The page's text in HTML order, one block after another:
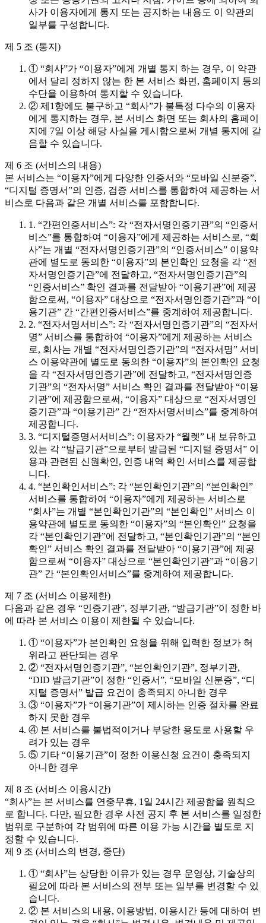
사가 이용자에게 통지 또는 공지하는 내용도 이 약관의
일부를 구성합니다.
제 5 조 (통지)
① “회사”가 “이용자”에게 개별 통지 하는 경우, 이 약관
에서 달리 정하지 않는 한 본 서비스 화면, 홈페이지 등의
수단을 이용하여 통지할 수 있습니다.
② 제1항에도 불구하고 “회사”가 불특정 다수의 이용자
에게 통지하는 경우, 본 서비스 화면 또는 회사의 홈페이
지에 7일 이상 해당 사실을 게시함으로써 개별 통지에 갈
음할 수 있습니다.
제 6 조 (서비스의 내용)
본 서비스는 “이용자”에게 다양한 인증서와 “모바일 신분증”,
“디지털 증명서”의 인증, 검증 서비스를 통합하여 제공하는 서
비스로 다음과 같은 개별 서비스를 포함합니다.
1. “간편인증서비스”: 각 “전자서명인증기관”의 “인증서
비스”를 통합하여 “이용자”에게 제공하는 서비스로, “회
사”는 개별 “전자서명인증기관”의 “인증서비스” 이용약
관에 별도로 동의한 “이용자”의 본인확인 요청을 각 “전
자서명인증기관”에 전달하고, “전자서명인증기관”의
“인증서비스” 확인 결과를 전달받아 “이용기관”에 제공
함으로써, “이용자” 대상으로 “전자서명인증기관”과 “이
용기관” 간 “간편인증서비스”를 중계하여 제공합니다.
2. “전자서명서비스”: 각 “전자서명인증기관”의 “전자서
명” 서비스를 통합하여 “이용자”에게 제공하는 서비스
로, 회사는 개별 “전자서명인증기관”의 “전자서명” 서비
스 이용약관에 별도로 동의한 “이용자”의 본인확인 요청
을 각 “전자서명인증기관”에 전달하고, “전자서명인증
기관”의 “전자서명” 서비스 확인 결과를 전달받아 “이용
기관”에 제공함으로써, “이용자” 대상으로 “전자서명인
증기관”과 “이용기관” 간 “전자서명서비스”를 중계하여
제공합니다.
3. “디지털증명서서비스”: 이용자가 “월렛” 내 보유하고
있는 각 “발급기관”으로부터 발급된 “디지털 증명서” 이
용과 관련된 신원확인, 인증 내역 확인 서비스를 제공합
니다.
4. “본인확인서비스”: 각 “본인확인기관”의 “본인확인”
서비스를 통합하여 “이용자”에게 제공하는 서비스로
“회사”는 개별 “본인확인기관”의 “본인확인” 서비스 이
용약관에 별도로 동의한 “이용자”의 “본인확인” 요청을
각 “본인확인기관”에 전달하고, “본인확인기관”의 “본인
확인” 서비스 확인 결과를 전달받아 “이용기관”에 제공
함으로써 “이용자” 대상으로 “본인확인기관”과 “이용기
관” 간 “본인확인서비스”를 중계하여 제공합니다.
제 7 조 (서비스 이용제한)
다음과 같은 경우 “인증기관”, 정부기관, “발급기관”이 정한 바
에 따라 본 서비스 이용이 제한될 수 있습니다.
① “이용자”가 본인확인 요청을 위해 입력한 정보가 허
위라고 판단되는 경우
② “전자서명인증기관”, “본인확인기관”, 정부기관,
“DID 발급기관”이 정한 “인증서”, “모바일 신분증”, “디
지털 증명서” 발급 요건이 충족되지 아니한 경우
③ “이용자”가 “이용기관”이 제시하는 인증 절차를 완료
하지 못한 경우
④ 본 서비스를 불법적이거나 부당한 용도로 사용할 우
려가 있는 경우
⑤ 기타 “이용기관”이 정한 이용신청 요건이 충족되지
아니한 경우
제 8 조 (서비스 이용시간)
“회사”는 본 서비스를 연중무휴, 1일 24시간 제공함을 원칙으
로 합니다. 다만, 필요한 경우 사전 공지 후 본 서비스를 일정한
범위로 구분하여 각 범위에 따른 이용 가능 시간을 별도로 지
정할 수 있습니다.
제 9 조 (서비스의 변경, 중단)
① “회사”는 상당한 이유가 있는 경우 운영상, 기술상의
필요에 따라 본 서비스의 전부 또는 일부를 변경할 수 있
습니다.
② 본 서비스의 내용, 이용방법, 이용시간 등에 대하여 변